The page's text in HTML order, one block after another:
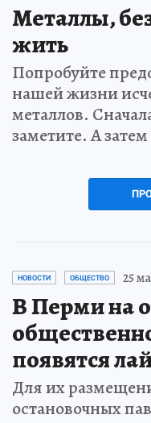
Металлы,
жить
Попробуйте
нашей жизни
металлов.
заметите. А
НОВОСТИ ОБЩЕСТВО 25
В Перми на
появятся
Для их
остановочных